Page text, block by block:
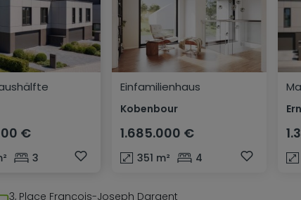
€
3
Einfamilienhaus
Kobenbour
1.685.000 €
351 m² 4
3, Place François-Joseph Dargent